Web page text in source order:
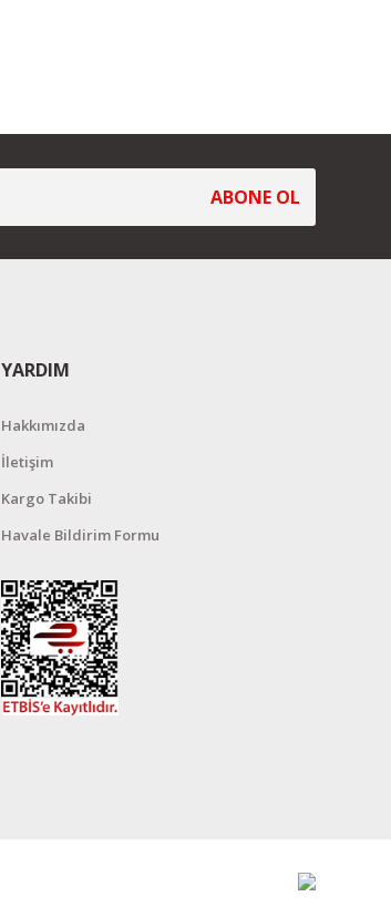
ABONE OL
YARDIM
Hakkımızda
İletişim
Kargo Takibi
Havale Bildirim Formu